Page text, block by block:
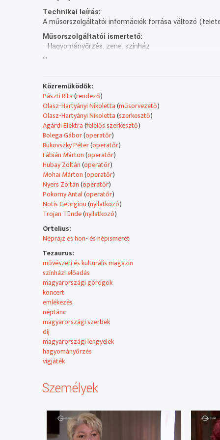
Technikai leírás:
A műsorszolgáltatói információk forrása változó
Műsorszolgáltatói ismertető:
- Hagyományőrzés, zene, színház
NEMZETISÉGEKÉRT DÍJ – BALOGH KATARZYNA
A Nemzetiségek Napja alkalmából 2022-ben is
A magyarországi lengyel nemzetiség életében vállalt
VASILIS TENIDIS EMLÉKÉRE
6 évvel ezelőtt 2017. február 7-én, 80 éves korában
kamarazenék, kórusművek, jazz és filmzenék
emlékére.
TÜNDÉRSÁS HOTEL & SPA – ZENÉS VÍGJÁTÉK
Adásunk utolsó perceiben Magyarországi
A Tündérsás hotel & spa-ban félreértések, komikus
Az alkotók célja elsősorban a felhőtlen szórakoztatás
mutatja be a társulat a Nemzeti Színházban.
A Magyar Televízióban 1994 januárjától látható a
A RONDÓ nemzetiségi magazin 1994 óta nyújt
2022-től minden héten pénteken 26 percben
könnyű és komolyzenét, hagyományokat,
ajánlóban pedig gyekszünk minél szélesebb körben
szélesebb körben adhat számot érdeklődésre.
...
Közreműködők:
Pászti Rita(rendező)
Olasz-Hartyányi Nikoletta(műsorvezető)
Olasz-Hartyányi Nikoletta(szerkesztő)
Agárdi Elektra(felelős szerkesztő)
Bolega Gábor(operatőr)
Bukovszky Péter(operatőr)
Fábián Márton(operatőr)
Hubay Zoltán(operatőr)
Mohai Márton(operatőr)
Nyers Zoltán(operatőr)
Pokorny Antal(operatőr)
Notis Georgiou(nyilatkozó)
Trojan Tünde(nyilatkozó)
Ortelius:
Néprajz és hon- és népismeret
Tezaurus:
művészeti és kulturális magazin
színházi előadás
magyarországi görögök
koncert
emlékezés
néptánc
magyarországi szerbek
díj
magyarországi lengyelek
hagyományőrzés
vígjáték
Személyek